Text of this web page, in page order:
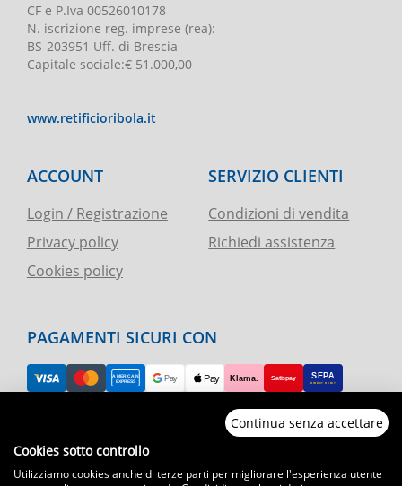
CF e P.Iva 00526010178
N. iscrizione reg. imprese (rea):
BS-203951 Uff. di Brescia
Capitale sociale:€ 51.000,00
www.retificioribola.it
ACCOUNT
Login / Registrazione
Privacy policy
Cookies policy
SERVIZIO CLIENTI
Condizioni di vendita
Richiedi assistenza
PAGAMENTI SICURI CON
RESO FACILE
Continua senza accettare
Cookies sotto controllo
Utilizziamo cookies anche di terze parti per migliorare l'esperienza utente